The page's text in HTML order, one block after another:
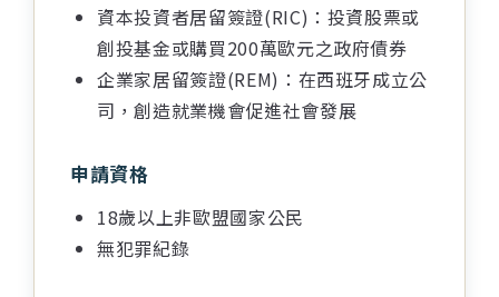
杜拜概述
新加坡概述
泰國概述
馬來西亞概述
菲律賓概述
日本概述
資本投資者居留簽證(RIC)：投資股票或
創投基金或購買200萬歐元之政府債券
企業家居留簽證(REM)：在西班牙成立公
司，創造就業機會促進社會發展
申請資格
18歲以上非歐盟國家公民
無犯罪紀錄